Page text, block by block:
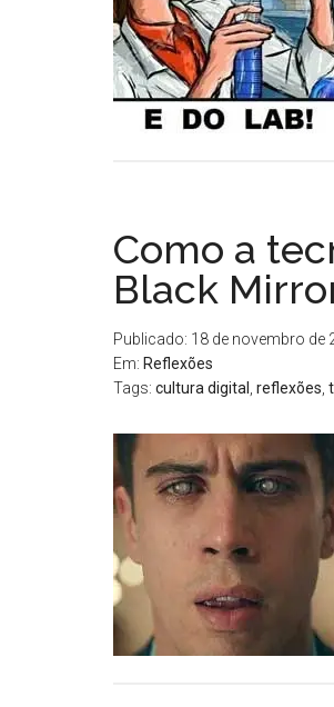
Como a
Black
Publicado: 18 de novembro de
Em: Reflexões
Tags: cultura digital reflexões